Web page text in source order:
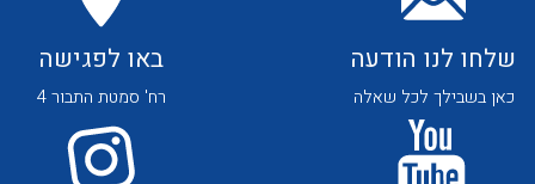
שלחו לנו הודעה
כאן בשבילך לכל שאלה
באו לפגישה
רח' סמטת התבור 4